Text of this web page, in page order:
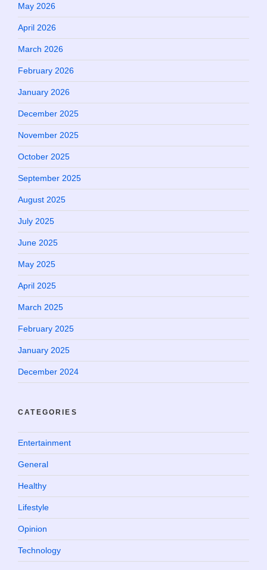
May 2026
April 2026
March 2026
February 2026
January 2026
December 2025
November 2025
October 2025
September 2025
August 2025
July 2025
June 2025
May 2025
April 2025
March 2025
February 2025
January 2025
December 2024
CATEGORIES
Entertainment
General
Healthy
Lifestyle
Opinion
Technology